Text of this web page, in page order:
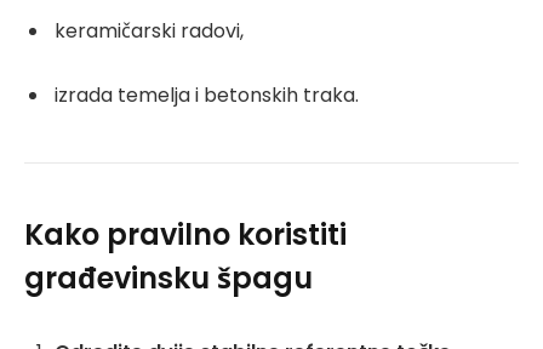
keramičarski radovi,
izrada temelja i betonskih traka.
Kako pravilno koristiti
građevinsku špagu